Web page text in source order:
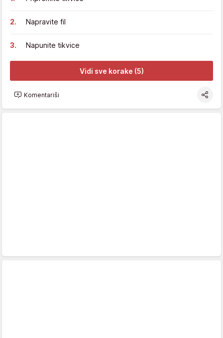
Napravite fil
Napunite tikvice
Vidi sve korake (5)
Komentariši